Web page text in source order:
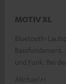
MOTIV XL
Bluetooth-
und Funk. Bei
Michael H.